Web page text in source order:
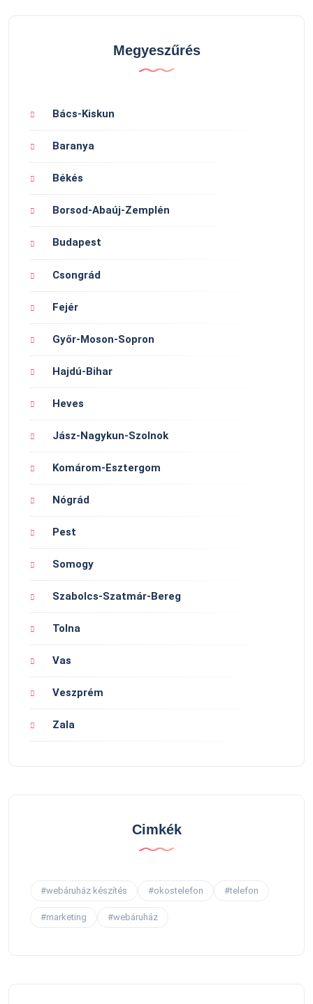
Megyeszűrés
Bács-Kiskun
Baranya
Békés
Borsod-Abaúj-Zemplén
Budapest
Csongrád
Fejér
Győr-Moson-Sopron
Hajdú-Bihar
Heves
Jász-Nagykun-Szolnok
Komárom-Esztergom
Nógrád
Pest
Somogy
Szabolcs-Szatmár-Bereg
Tolna
Vas
Veszprém
Zala
Cimkék
#webáruház készítés #okostelefon #telefon
#marketing #webáruház